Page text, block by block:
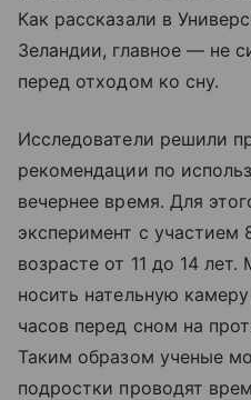
Как рассказали в
Зеландии, главное — не
перед отходом ко сну.
Исследователи решили
рекомендации по
вечернее время. Для
эксперимент с участием
возрасте от 11 до 14
носить нательную
часов перед сном на
Таким образом ученые
подростки проводят